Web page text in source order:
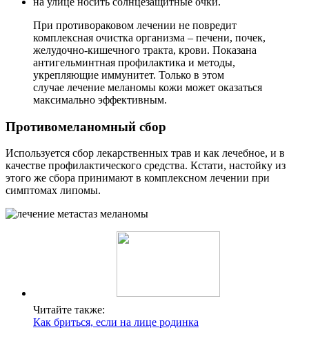
При противораковом лечении не повредит
комплексная очистка организма – печени, почек,
желудочно-кишечного тракта, крови. Показана
антигельминтная профилактика и методы,
укрепляющие иммунитет. Только в этом
случае лечение меланомы кожи может оказаться
максимально эффективным.
Противомеланомный сбор
Используется сбор лекарственных трав и как лечебное, и в
качестве профилактического средства. Кстати, настойку из
этого же сбора принимают в комплексном лечении при
симптомах липомы.
Читайте также:
Как бриться, если на лице родинка